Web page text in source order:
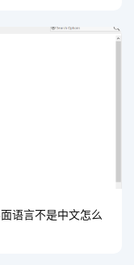
语言不是中文怎么